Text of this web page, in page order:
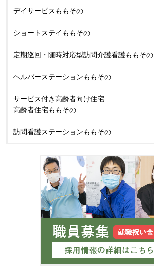
デイサービスももその
ショートステイももその
定期巡回・随時対応型訪問介護看護ももその
ヘルパーステーションももその
サービス付き高齢者向け住宅
高齢者住宅ももその
訪問看護ステーションももその